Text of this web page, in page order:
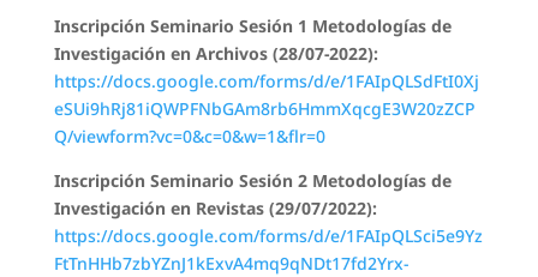
Inscripción Seminario Sesión 1 Metodologías de
Investigación en Archivos (28/07-2022):
https://docs.google.com/forms/d/e/1FAIpQLSdFtI0Xj
eSUi9hRj81iQWPFNbGAm8rb6HmmXqcgE3W20zZCP
Q/viewform?vc=0&c=0&w=1&flr=0
Inscripción Seminario Sesión 2 Metodologías de
Investigación en Revistas (29/07/2022):
https://docs.google.com/forms/d/e/1FAIpQLSci5e9Yz
FtTnHHb7zbYZnJ1kExvA4mq9qNDt17fd2Yrx-